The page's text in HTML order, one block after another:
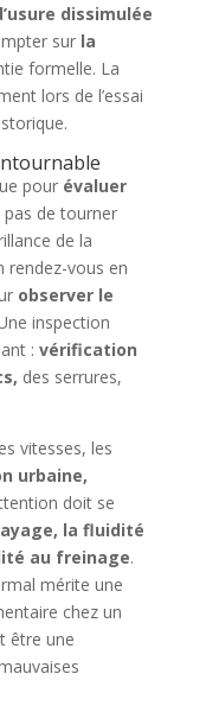
dissimulée
surla
formelle. La
lors de l’essai
pourévaluer
pas de tourner
de la
rendez-vous en
observer le
inspection
: vérification
des serrures,
vitesses, les
urbaine,
doit se
la fluidité
au freinage.
mérite une
chez un
être une